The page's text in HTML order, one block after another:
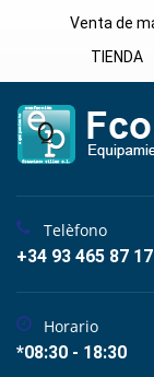
Venta de
TIENDA
Telèfono
+34 93 465 87 17
Horario
*08:30 - 18:30